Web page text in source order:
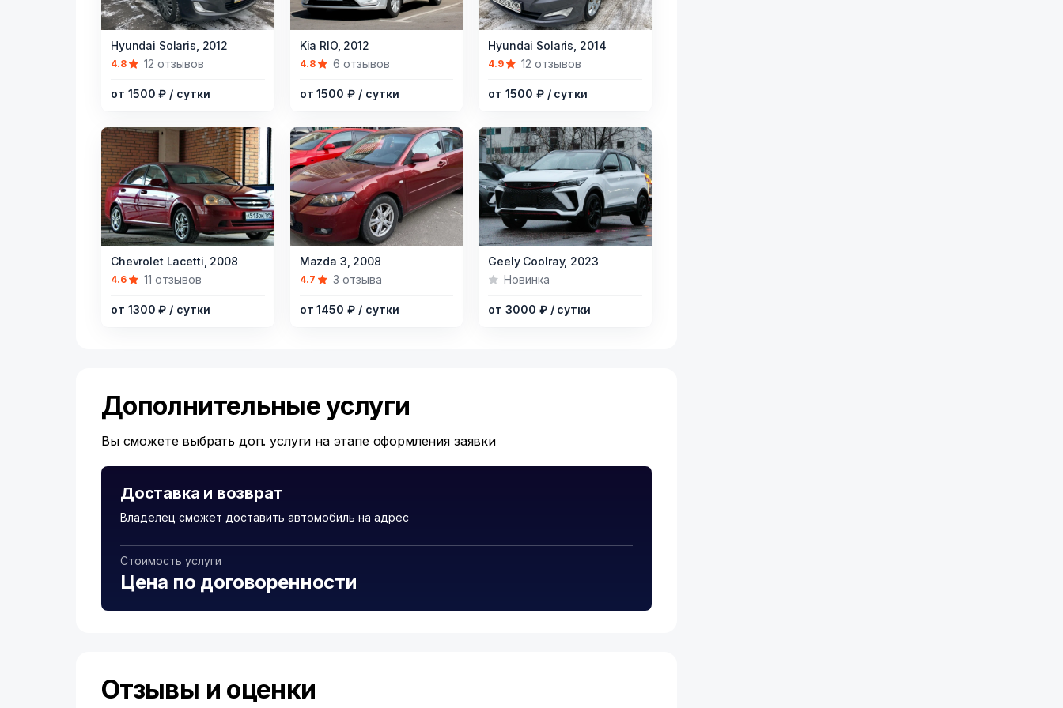
Item
Hyundai Solaris, 2012
4.8 12 отзывов
от 1500 ₽ / сутки
Item
Kia RIO, 2012
4.8 6 отзывов
от 1500 ₽ / сутки
Item
Hyundai Solaris, 2014
4.9 12 отзывов
от 1500 ₽ / сутки
Item
Chevrolet Lacetti, 2008
4.6 11 отзывов
от 1300 ₽ / сутки
Item
10
Mazda 3, 2008
4.7 3 отзыва
от 1450 ₽ / сутки
Item
10
Geely Coolray, 2023
Новинка
от 3000 ₽ / сутки
Дополнительные услуги
Вы сможете выбрать доп. услуги на этапе оформления заявки
Доставка и возврат
Владелец сможет доставить автомобиль на адрес
Стоимость услуги
Цена по договоренности
Отзывы и оценки